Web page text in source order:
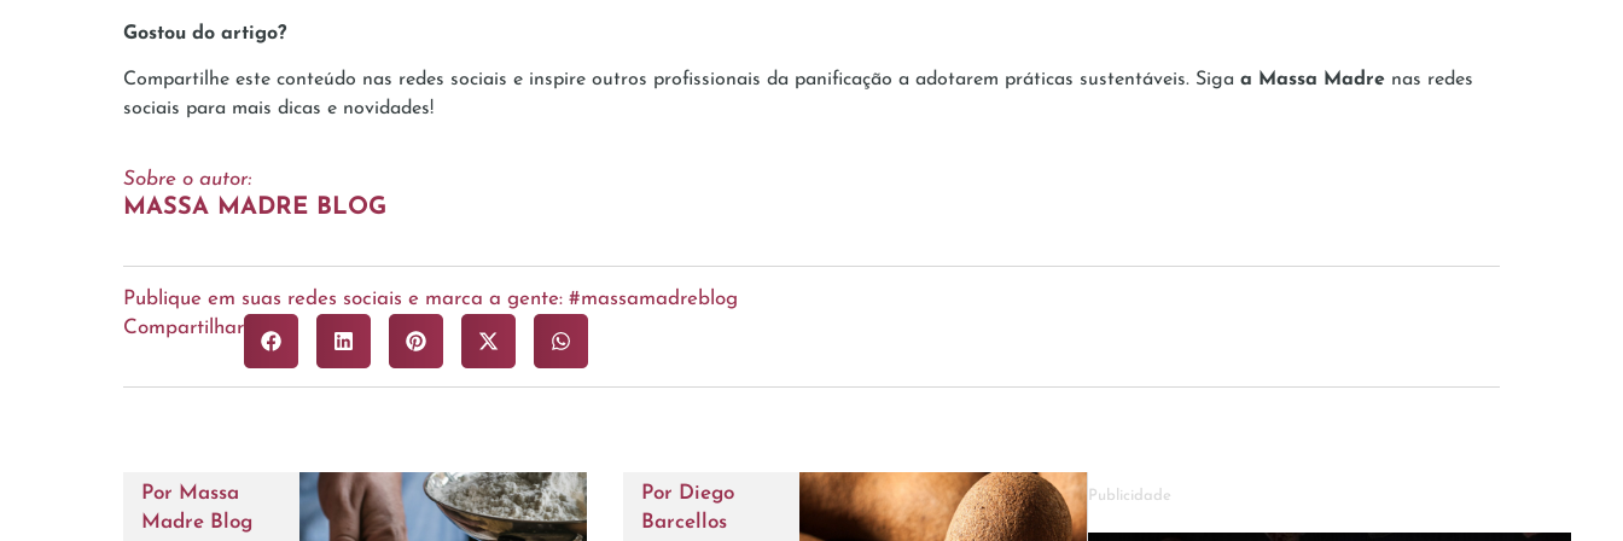
Gostou do artigo?
Compartilhe este conteúdo nas redes sociais e inspire outros profissionais da panificação a adotarem práticas sustentáveis. Siga a Massa Madre nas redes
sociais para mais dicas e novidades!
Sobre o autor:
MASSA MADRE BLOG
Publique em suas redes sociais e marca a gente: #massamadreblog
Compartilhar
Por Massa
Madre Blog
Por Diego
Barcellos
Publicidade